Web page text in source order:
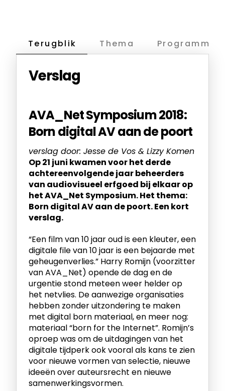
Terugblik Thema Programma
Verslag
AVA_Net Symposium 2018:
Born digital AV aan de poort
verslag door: Jesse de Vos & Lizzy Komen
Op 21 juni kwamen voor het derde
achtereenvolgende jaar beheerders
van audiovisueel erfgoed bij elkaar op
het AVA_Net Symposium. Het thema:
Born digital AV aan de poort. Een kort
verslag.
“Een film van 10 jaar oud is een kleuter, een
digitale file van 10 jaar is een bejaarde met
geheugenverlies.” Harry Romijn (voorzitter
van AVA_Net) opende de dag en de
urgentie stond meteen weer helder op
het netvlies. De aanwezige organisaties
hebben zonder uitzondering te maken
met digital born materiaal, en meer nog:
materiaal “born for the Internet”. Romijn’s
oproep was om de uitdagingen van het
digitale tijdperk ook vooral als kans te zien
voor nieuwe vormen van selectie, nieuwe
ideeën over auteursrecht en nieuwe
samenwerkingsvormen.